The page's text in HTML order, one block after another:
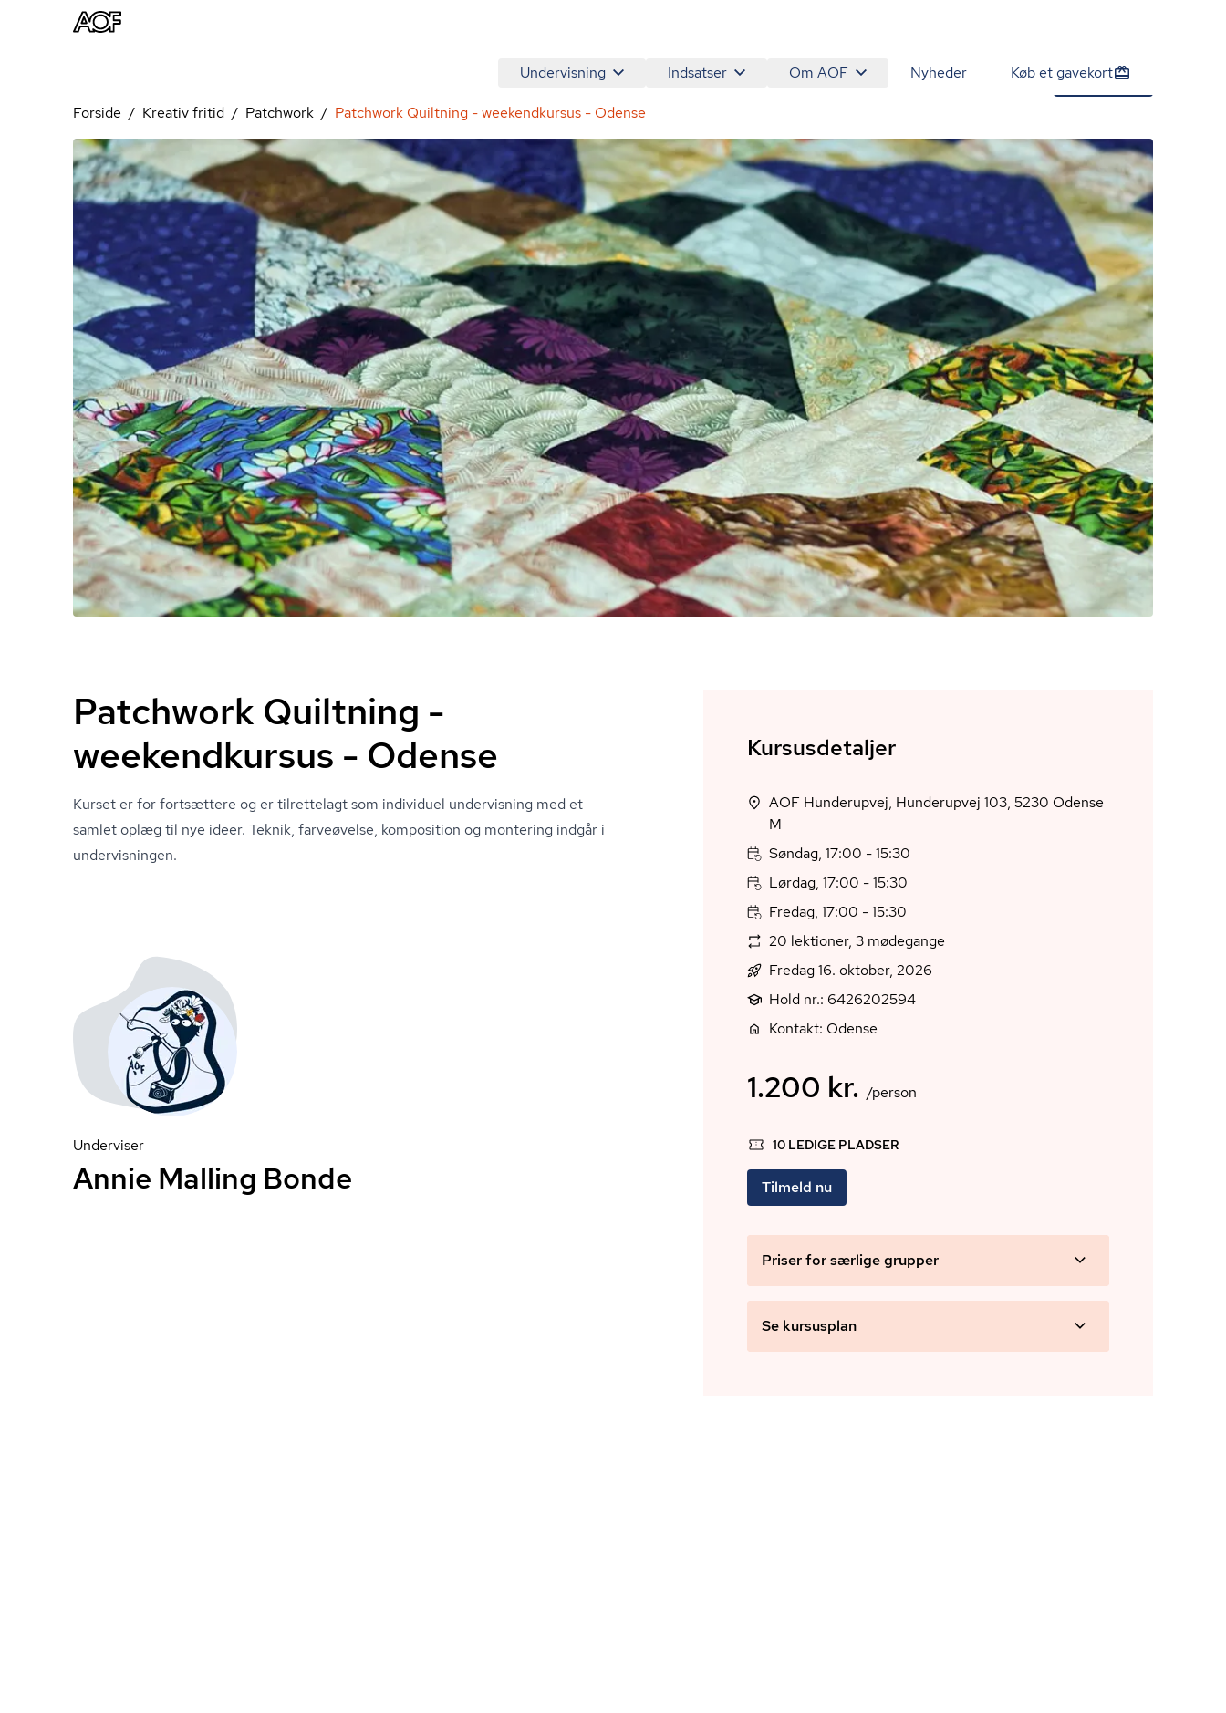
Undervisning Indsatser Om AOF Nyheder Køb et gavekort
Forside Kreativ fritid Patchwork Patchwork Quiltning - weekendkursus - Odense
1.200 kr. /person Tilmeld nu
Patchwork Quiltning -
weekendkursus - Odense
Kurset er for fortsættere og er tilrettelagt som individuel undervisning med et
samlet oplæg til nye ideer. Teknik, farveøvelse, komposition og montering indgår i
undervisningen.
Kursusdetaljer
AOF Hunderupvej, Hunderupvej 103, 5230 Odense
M
Søndag, 17:00 - 15:30
Lørdag, 17:00 - 15:30
Fredag, 17:00 - 15:30
20 lektioner, 3 mødegange
Fredag 16. oktober, 2026
Hold nr.: 6426202594
Kontakt: Odense
1.200 kr. /person
10 LEDIGE PLADSER
Tilmeld nu
Priser for særlige grupper
Se kursusplan
Underviser
Annie Malling Bonde